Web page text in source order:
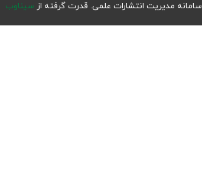
سامانه مدیریت انتشارات علمی. قدرت گرفته از سیناوب